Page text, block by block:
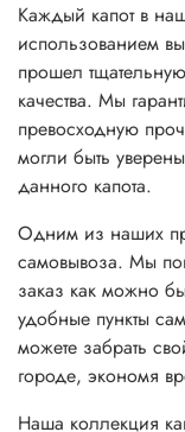
Каждый капот в
использованием
прошел тщательную
качества. Мы
превосходную
могли быть
данного капота.
Одним из наших
самовывоза. Мы
заказ как можно
удобные пункты
можете забрать
городе, экономя
Наша коллекция